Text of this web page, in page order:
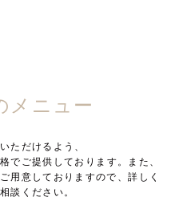
メニュー
ただけるよう、
でご提供しております。また、
用意しておりますので、詳しく
談ください。